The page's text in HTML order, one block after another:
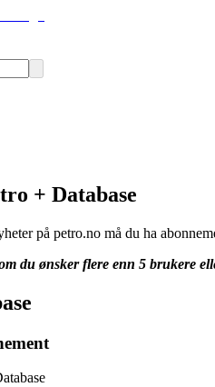
+ Database
på petro.no må du ha
du ønsker flere enn 5 brukere